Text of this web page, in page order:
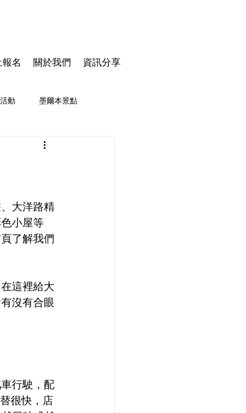
名 關於我們 資訊分享
動 墨爾本景點
大洋路精
小屋等
了解我們
這裡給大
沒有合眼
行駛，配
很快，店